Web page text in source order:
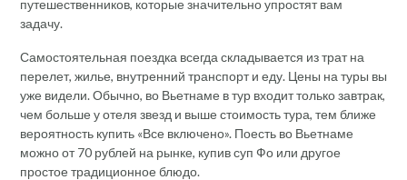
путешественников, которые значительно упростят вам
задачу.
Самостоятельная поездка всегда складывается из трат на
перелет, жилье, внутренний транспорт и еду. Цены на туры вы
уже видели. Обычно, во Вьетнаме в тур входит только завтрак,
чем больше у отеля звезд и выше стоимость тура, тем ближе
вероятность купить «Все включено». Поесть во Вьетнаме
можно от 70 рублей на рынке, купив суп Фо или другое
простое традиционное блюдо.